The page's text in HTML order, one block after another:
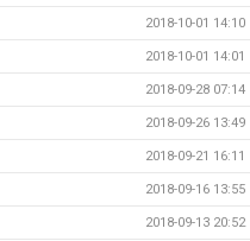
2018-10-01 14:10
2018-10-01 14:01
2018-09-28 07:14
2018-09-26 13:49
2018-09-21 16:11
2018-09-16 13:55
2018-09-13 20:52